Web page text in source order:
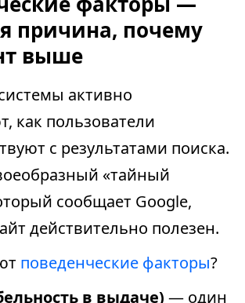
причина, почему
выше
активно
как пользователи
с результатами поиска.
«тайный
сообщает Google,
действительно полезен.
поведенческие факторы?
в выдаче) — один